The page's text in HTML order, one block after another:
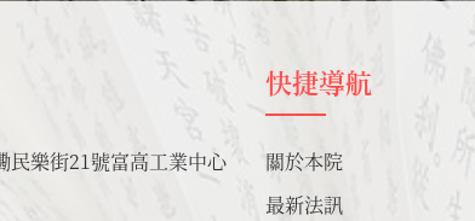
民樂街21號富高工業中心
快捷導航
關於本院
最新法訊